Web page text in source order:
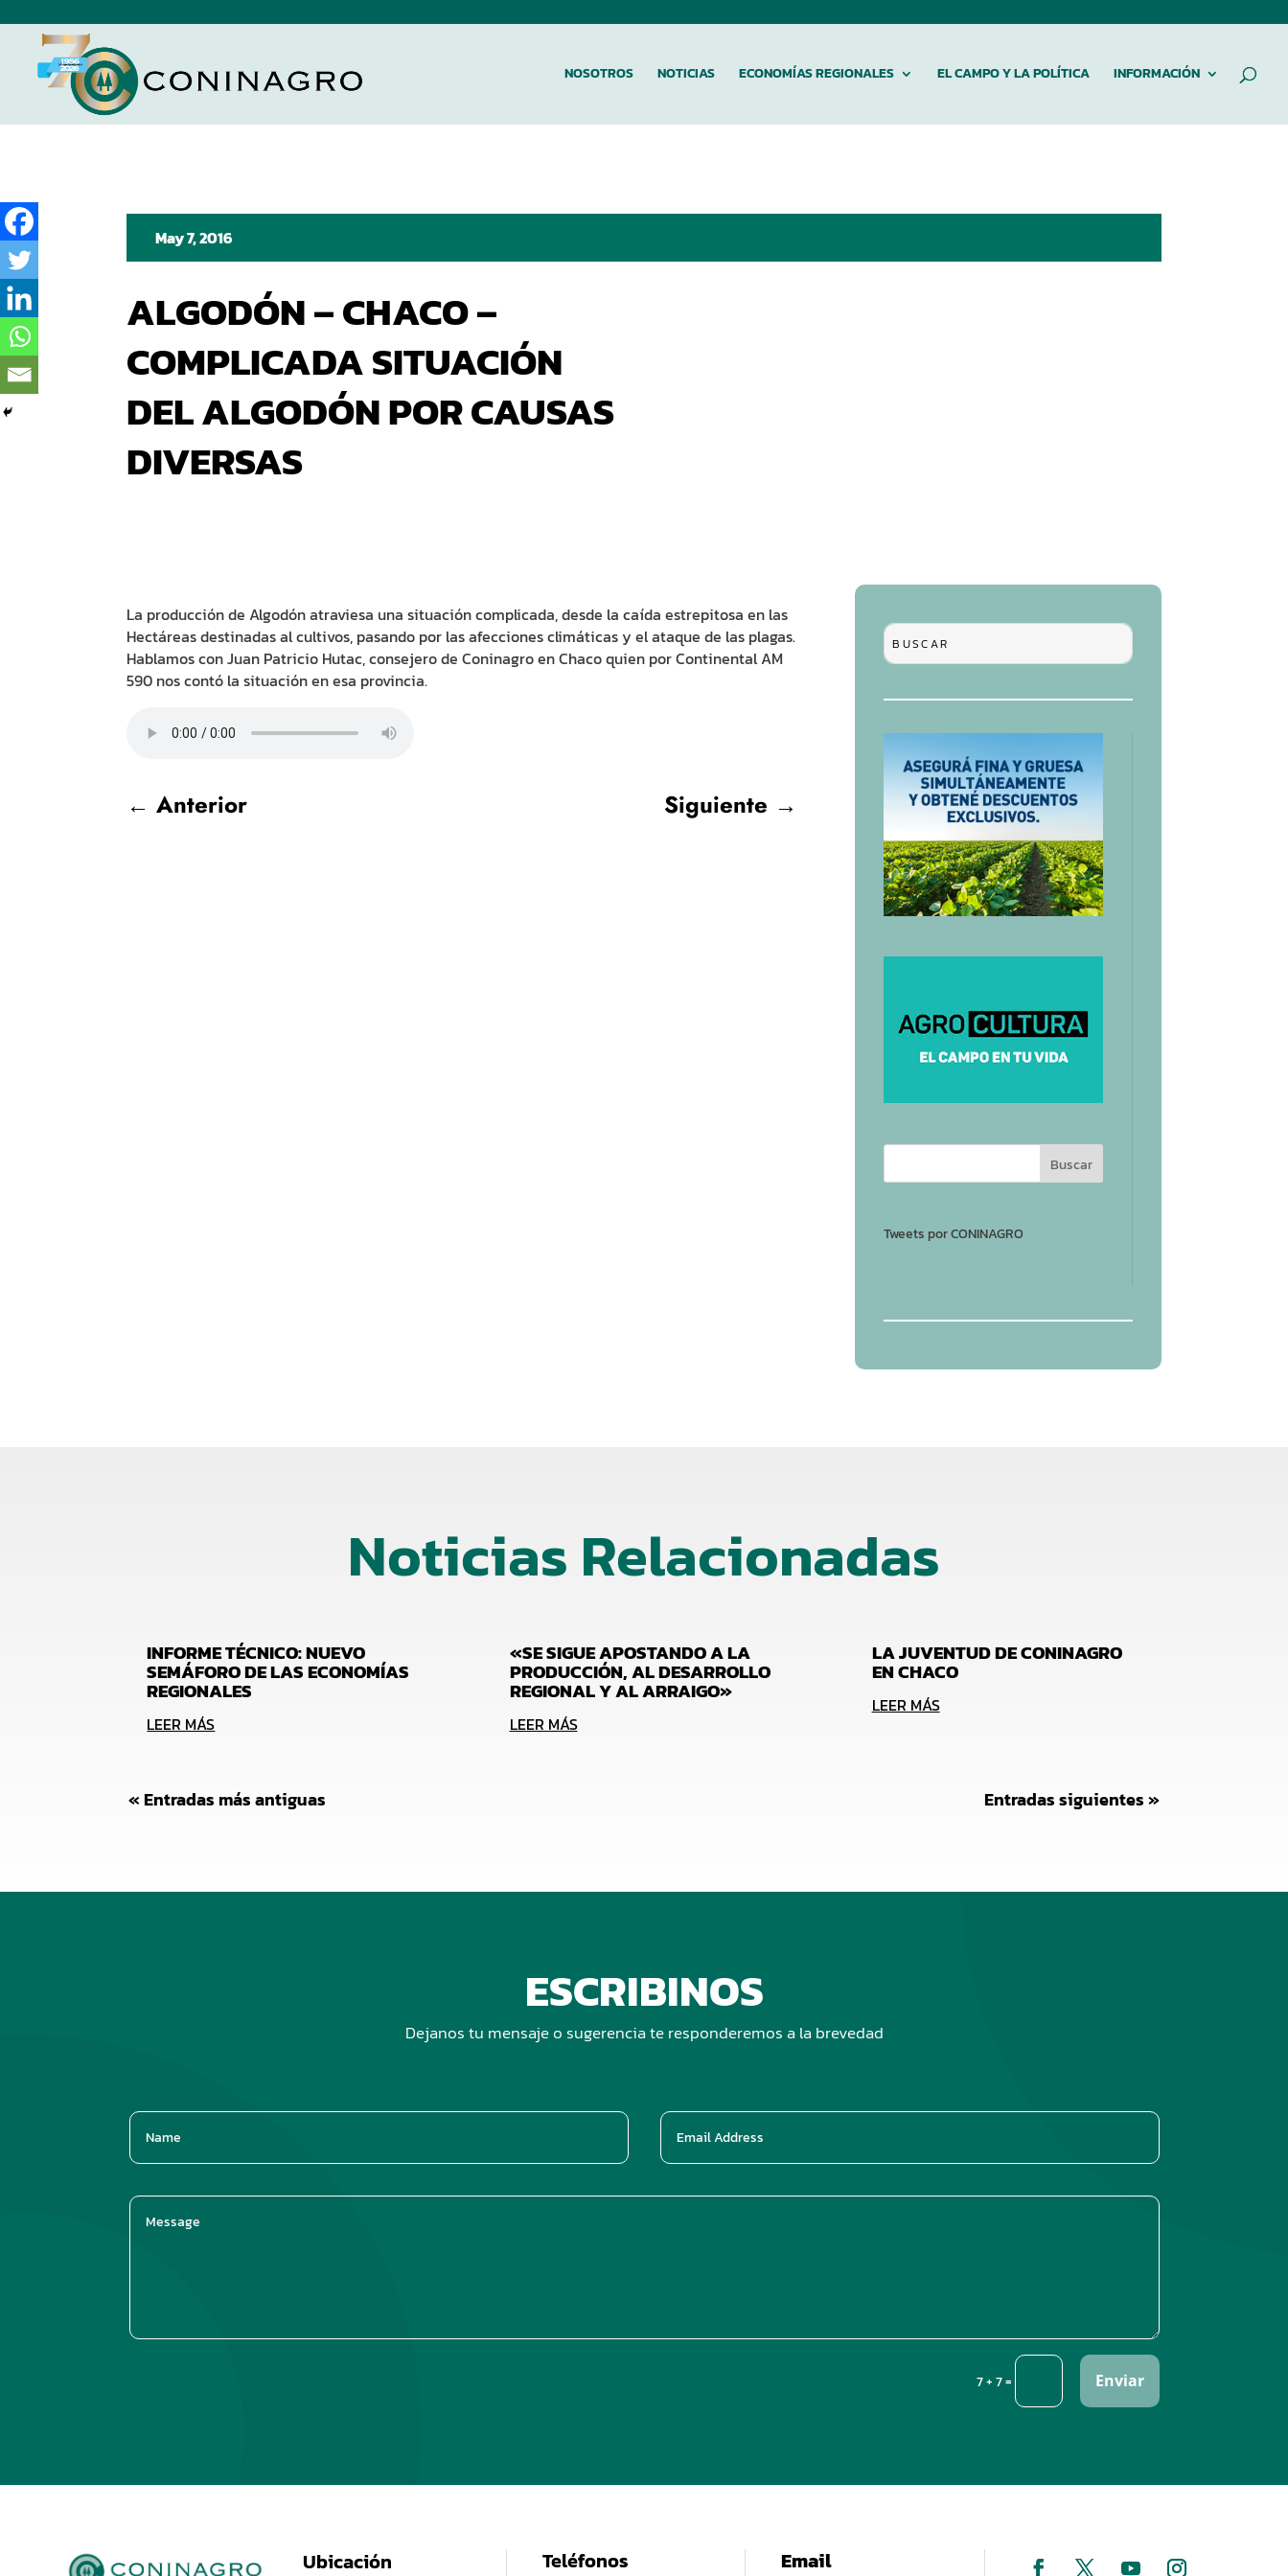
NOSOTROS NOTICIAS ECONOMÍAS REGIONALES EL CAMPO Y LA POLÍTICA INFORMACIÓN
May 7, 2016
ALGODÓN – CHACO –
COMPLICADA SITUACIÓN
DEL ALGODÓN POR CAUSAS
DIVERSAS
La producción de Algodón atraviesa una situación complicada, desde la caída estrepitosa en las
Hectáreas destinadas al cultivos, pasando por las afecciones climáticas y el ataque de las plagas.
Hablamos con Juan Patricio Hutac, consejero de Coninagro en Chaco quien por Continental AM
590 nos contó la situación en esa provincia.
← Anterior Siguiente →
Tweets por CONINAGRO
Noticias Relacionadas
INFORME TÉCNICO: NUEVO
SEMÁFORO DE LAS ECONOMÍAS
REGIONALES
LEER MÁS
«SE SIGUE APOSTANDO A LA
PRODUCCIÓN, AL DESARROLLO
REGIONAL Y AL ARRAIGO»
LEER MÁS
LA JUVENTUD DE CONINAGRO
EN CHACO
LEER MÁS
« Entradas más antiguas Entradas siguientes »
ESCRIBINOS
Dejanos tu mensaje o sugerencia te responderemos a la brevedad
7 + 7= Enviar
Ubicación Teléfonos Email